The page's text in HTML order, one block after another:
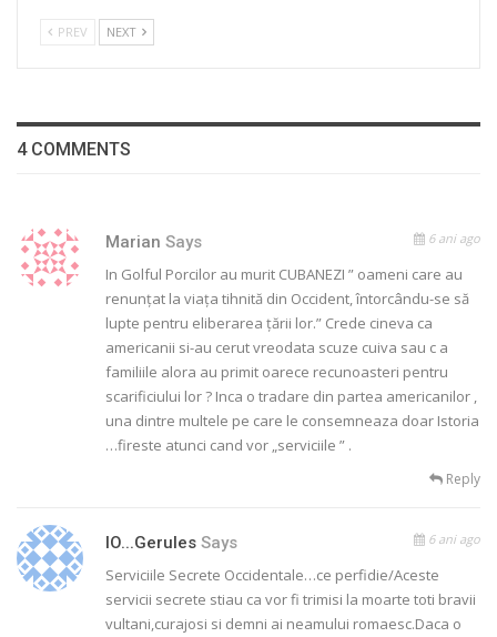
PREV NEXT
4 COMMENTS
Marian Says 6 ani ago
In Golful Porcilor au murit CUBANEZI ” oameni care au
renunțat la viața tihnită din Occident, întorcându-se să
lupte pentru eliberarea țării lor.” Crede cineva ca
americanii si-au cerut vreodata scuze cuiva sau c a
familiile alora au primit oarece recunoasteri pentru
scarificiului lor ? Inca o tradare din partea americanilor ,
una dintre multele pe care le consemneaza doar Istoria
…fireste atunci cand vor „serviciile ” .
Reply
IO...gerules Says 6 ani ago
Serviciile Secrete Occidentale…ce perfidie/Aceste
servicii secrete stiau ca vor fi trimisi la moarte toti bravii
vultani,curajosi si demni ai neamului romaesc.Daca o